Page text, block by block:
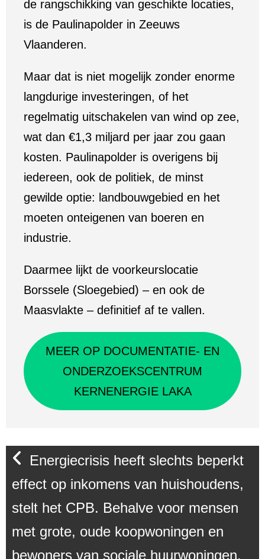
de rangschikking van geschikte locaties,
is de Paulinapolder in Zeeuws
Vlaanderen.
Maar dat is niet mogelijk zonder enorme
langdurige investeringen, of het
regelmatig uitschakelen van wind op zee,
wat dan €1,3 miljard per jaar zou gaan
kosten. Paulinapolder is overigens bij
iedereen, ook de politiek, de minst
gewilde optie: landbouwgebied en het
moeten onteigenen van boeren en
industrie.
Daarmee lijkt de voorkeurslocatie
Borssele (Sloegebied) – en ook de
Maasvlakte – definitief af te vallen.
MEER OP DOCUMENTATIE- EN
ONDERZOEKSCENTRUM
KERNENERGIE LAKA
Energiecrisis heeft slechts beperkt
effect op inkomens van huishoudens,
stelt het CPB. Behalve voor mensen
met grote, oude koopwoningen en
bewoners van sociale huurwoningen.